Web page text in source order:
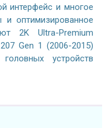
интерфейс и многое
оптимизированное
2K Ultra-Premium
Gen 1 (2006-2015)
устройств